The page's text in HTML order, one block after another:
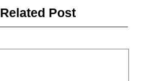
Related Post